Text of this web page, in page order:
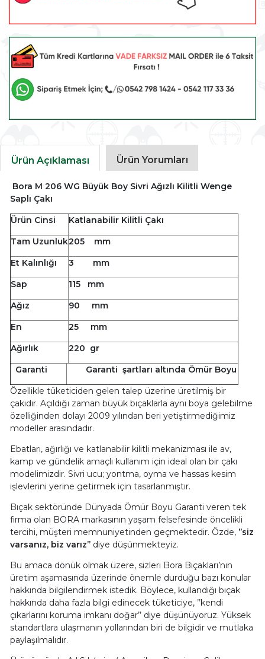
Ürün Açıklaması Ürün Yorumları
Bora M 206 WG Büyük Boy Sivri Ağızlı Kilitli Wenge
Saplı Çakı
Ürün Cinsi
Katlanabilir Kilitli Çakı
Tam Uzunluk205 mm
Et Kalınlığı
3 mm
Sap
115 mm
Ağız
90 mm
En
25 mm
Ağırlık
220 gr
Garanti
Garanti şartları altında Ömür Boyu
Özellikle tüketiciden gelen talep üzerine üretilmiş bir
çakıdır. Açıldığı zaman büyük bıçaklarla aynı boya gelebilme
özelliğinden dolayı 2009 yılından beri yetiştirmediğimiz
modeller arasındadır.
Ebatları, ağırlığı ve katlanabilir kilitli mekanizması ile av,
kamp ve gündelik amaçlı kullanım için ideal olan bir çakı
modelimizdir. Sivri ucu; yontma, oyma ve hassas kesim
işlevlerini yerine getirmek için tasarlanmıştır.
Bıçak sektöründe Dünyada Ömür Boyu Garanti veren tek
firma olan BORA markasının yaşam felsefesinde öncelikli
tercihi, müşteri memnuniyetinden geçmektedir. Özde, ’’siz
varsanız, biz varız’’ diye düşünmekteyiz.
Bu amaca dönük olmak üzere, sizleri Bora Bıçakları’nın
üretim aşamasında üzerinde önemle durduğu bazı konular
hakkında bilgilendirmek istedik. Böylece, kullandığı bıçak
hakkında daha fazla bilgi edinecek tüketiciye, ’’kendi
çıkarlarını koruma imkanı doğar’’ diye düşünüyoruz. Yüksek
standartlara ulaşmanın yollarından biri de bilgidir ve mutlaka
paylaşılmalıdır.